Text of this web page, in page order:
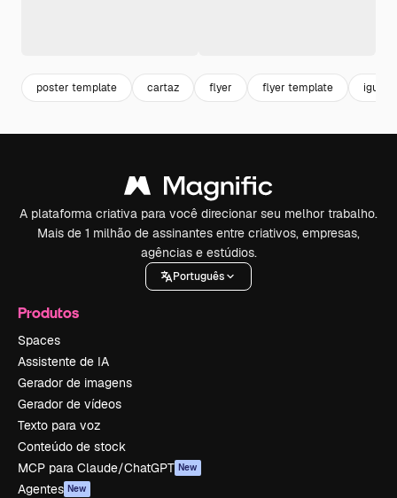
poster template cartaz flyer flyer template
A plataforma criativa para você direcionar seu melhor trabalho.
Mais de 1 milhão de assinantes entre criativos, empresas,
agências e estúdios.
Português
Produtos
Spaces
Assistente de IA
Gerador de imagens
Gerador de vídeos
Texto para voz
Conteúdo de stock
MCP para Claude/ChatGPT New
Agentes New